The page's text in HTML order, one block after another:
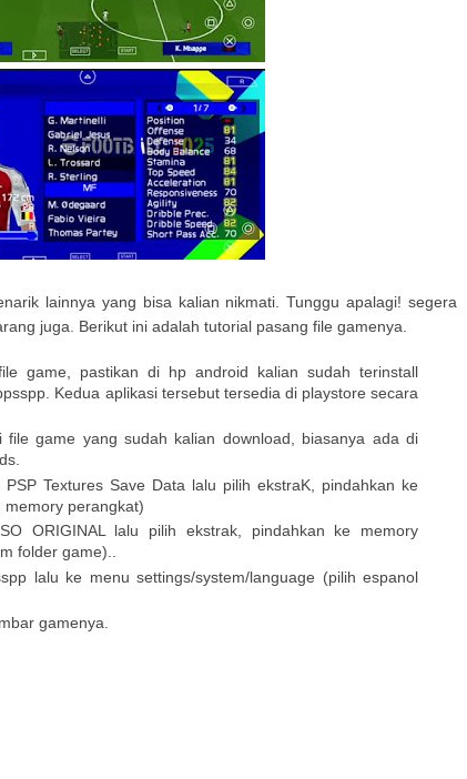
lainnya yang bisa kalian nikmati. Tunggu apalagi! segera
juga. Berikut ini adalah tutorial pasang file gamenya.
game, pastikan di hp android kalian sudah terinstall
Kedua aplikasi tersebut tersedia di playstore secara
file game yang sudah kalian download, biasanya ada di
Textures Save Data lalu pilih ekstraK, pindahkan ke
perangkat)
ORIGINAL lalu pilih ekstrak, pindahkan ke memory
folder game)..
lalu ke menu settings/system/language (pilih espanol
gamenya.